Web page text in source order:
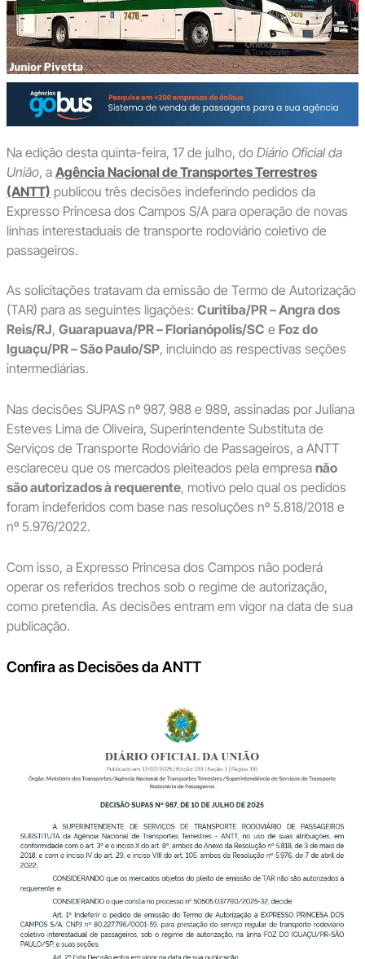
Na edição desta quinta-feira, 17 de julho, do Diário Oficial da
União, a Agência Nacional de Transportes Terrestres
(ANTT) publicou três decisões indeferindo pedidos da
Expresso Princesa dos Campos S/A para operação de novas
linhas interestaduais de transporte rodoviário coletivo de
passageiros.
As solicitações tratavam da emissão de Termo de Autorização
(TAR) para as seguintes ligações: Curitiba/PR – Angra dos
Reis/RJ, Guarapuava/PR – Florianópolis/SC e Foz do
Iguaçu/PR – São Paulo/SP, incluindo as respectivas seções
intermediárias.
Nas decisões SUPAS nº 987, 988 e 989, assinadas por Juliana
Esteves Lima de Oliveira, Superintendente Substituta de
Serviços de Transporte Rodoviário de Passageiros, a ANTT
esclareceu que os mercados pleiteados pela empresa não
são autorizados à requerente, motivo pelo qual os pedidos
foram indeferidos com base nas resoluções nº 5.818/2018 e
nº 5.976/2022.
Com isso, a Expresso Princesa dos Campos não poderá
operar os referidos trechos sob o regime de autorização,
como pretendia. As decisões entram em vigor na data de sua
publicação.
Confira as Decisões da ANTT